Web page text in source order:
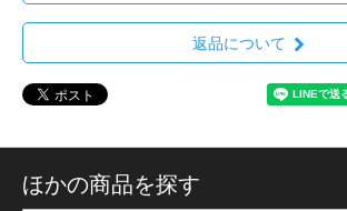
返品について
ほかの商品を探す